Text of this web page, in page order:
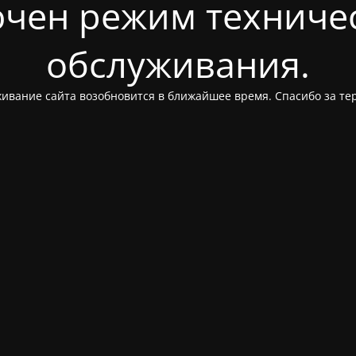
режим
обслуживания.
сайта возобновится в ближайшее время. Спасибо за